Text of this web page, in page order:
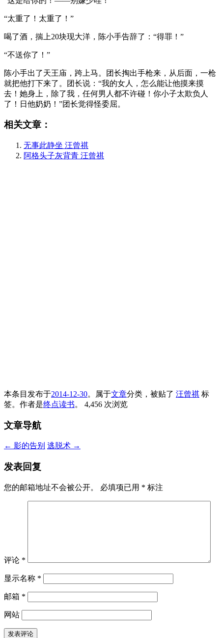
“太重了！太重了！”
喝了酒，揣上20块现大洋，陈小手告辞了：“得罪！”
“不送你了！”
陈小手出了天王庙，跨上马。团长掏出手枪来，从后面，一枪
就把他打下来了。团长说：“我的女人，怎么能让他摸来摸
去！她身上，除了我，任何男人都不许碰！你小子太欺负人
了！日他奶奶！”团长觉得怪委屈。
相关文章：
无事此静坐 汪曾祺
阿格头子灰背青 汪曾祺
本条目发布于2014-12-30。属于文章分类，被贴了 汪曾祺 标
签。 作者是终点读书。 4,456 次浏览
文章导航
← 影的告别 逃脱术 →
发表回复
您的邮箱地址不会被公开。 必填项已用 * 标注
评论 *
显示名称 *
邮箱 *
网站